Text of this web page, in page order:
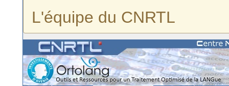
L'équipe du CNRTL